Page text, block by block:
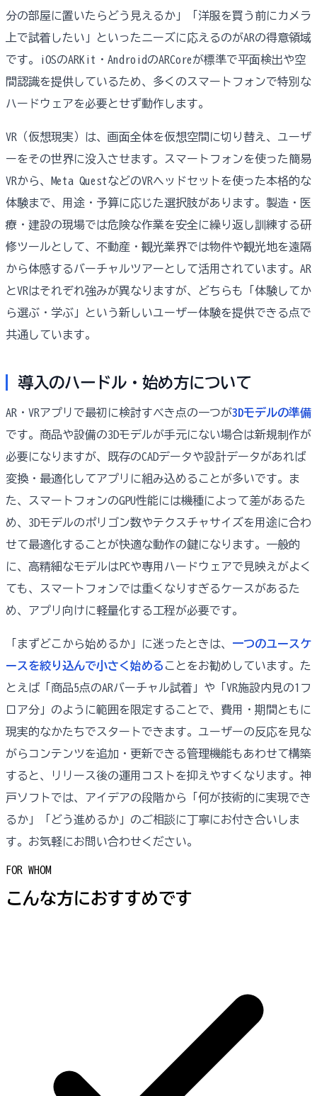
分の部屋に置いたらどう見えるか」「洋服を買う前にカメラ
上で試着したい」といったニーズに応えるのがARの得意領域
です。iOSのARKit・AndroidのARCoreが標準で平面検出や空
間認識を提供しているため、多くのスマートフォンで特別な
ハードウェアを必要とせず動作します。
VR（仮想現実）は、画面全体を仮想空間に切り替え、ユーザ
ーをその世界に没入させます。スマートフォンを使った簡易
VRから、Meta QuestなどのVRヘッドセットを使った本格的な
体験まで、用途・予算に応じた選択肢があります。製造・医
療・建設の現場では危険な作業を安全に繰り返し訓練する研
修ツールとして、不動産・観光業界では物件や観光地を遠隔
から体感するバーチャルツアーとして活用されています。AR
とVRはそれぞれ強みが異なりますが、どちらも「体験してか
ら選ぶ・学ぶ」という新しいユーザー体験を提供できる点で
共通しています。
導入のハードル・始め方について
AR・VRアプリで最初に検討すべき点の一つが3Dモデルの準備
です。商品や設備の3Dモデルが手元にない場合は新規制作が
必要になりますが、既存のCADデータや設計データがあれば
変換・最適化してアプリに組み込めることが多いです。ま
た、スマートフォンのGPU性能には機種によって差があるた
め、3Dモデルのポリゴン数やテクスチャサイズを用途に合わ
せて最適化することが快適な動作の鍵になります。一般的
に、高精細なモデルはPCや専用ハードウェアで見映えがよく
ても、スマートフォンでは重くなりすぎるケースがあるた
め、アプリ向けに軽量化する工程が必要です。
「まずどこから始めるか」に迷ったときは、 一つのユースケ
ースを絞り込んで小さく始める ことをお勧めしています。た
とえば「商品5点のARバーチャル試着」や「VR施設内見の1フ
ロア分」のように範囲を限定することで、費用・期間ともに
現実的なかたちでスタートできます。ユーザーの反応を見な
がらコンテンツを追加・更新できる管理機能もあわせて構築
すると、リリース後の運用コストを抑えやすくなります。神
戸ソフトでは、アイデアの段階から「何が技術的に実現でき
るか」「どう進めるか」のご相談に丁寧にお付き合いしま
す。お気軽にお問い合わせください。
FOR WHOM
こんな方におすすめです